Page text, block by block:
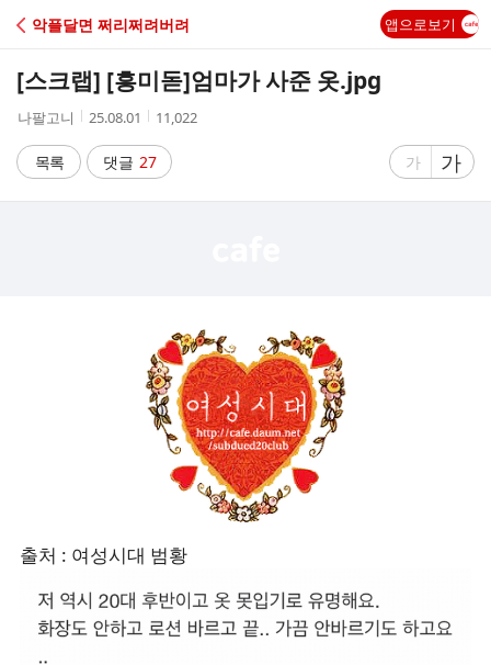
C
A
악플달면 쩌리쩌려버려 앱으로보기
[스크랩] [흥미돋]엄마가 사준 옷.jpg
작
자
나팔고니
작
시
간
25.08.01
조
수
11,022
목록 댓글 27
글
가
글
자
가
출처 : 여성시대 범황